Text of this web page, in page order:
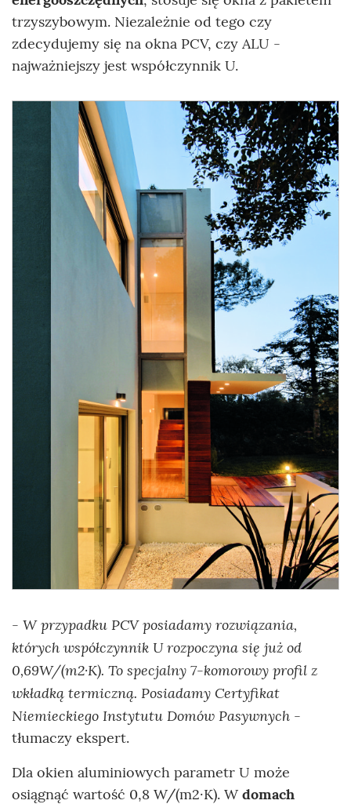
trzyszybowym. Niezależnie od tego czy
zdecydujemy się na okna PCV, czy ALU -
najważniejszy jest współczynnik U.
- W przypadku PCV posiadamy rozwiązania,
których współczynnik U rozpoczyna się już od
0,69W/(m2·K). To specjalny 7-komorowy profil z
wkładką termiczną. Posiadamy Certyfikat
Niemieckiego Instytutu Domów Pasywnych -
tłumaczy ekspert.
Dla okien aluminiowych parametr U może
osiągnąć wartość 0,8 W/(m2·K). Wdomach